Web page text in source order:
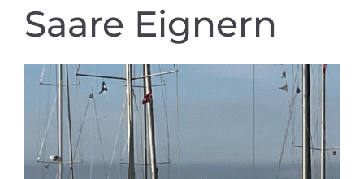
Saare Eignern